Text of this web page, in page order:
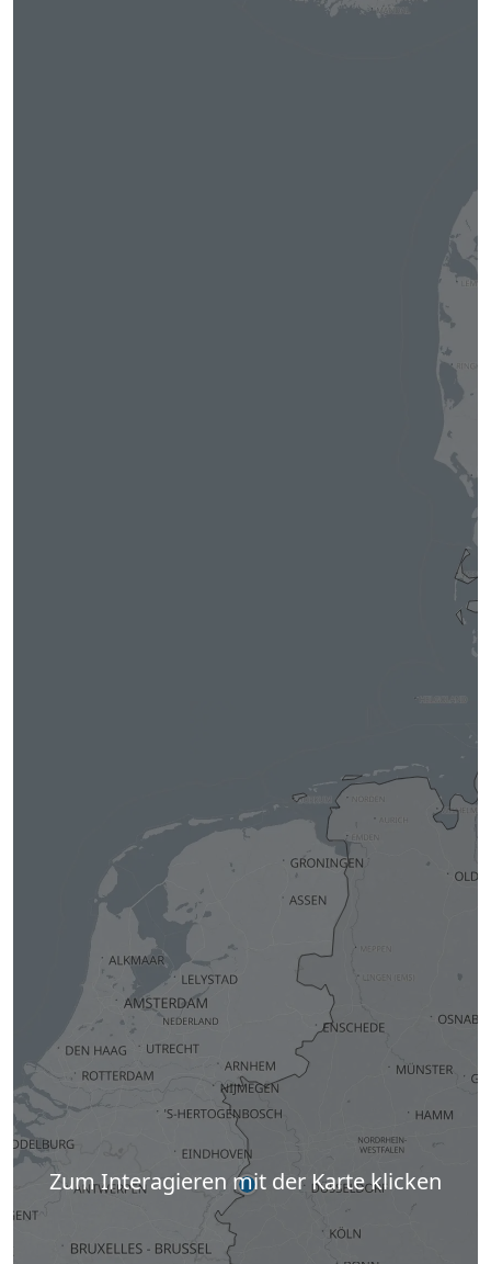
Zum Interagieren mit der Karte klicken